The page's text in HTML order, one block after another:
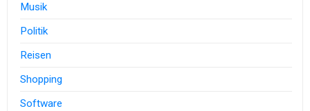
Musik
Politik
Reisen
Shopping
Software